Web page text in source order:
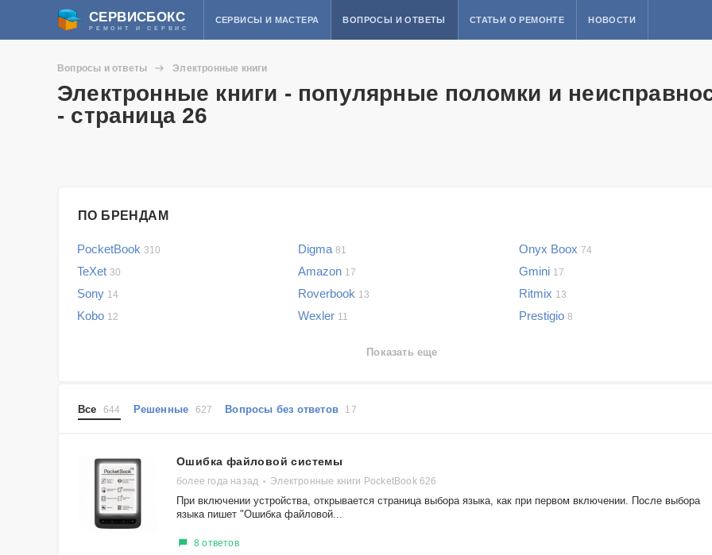
СЕРВИСБОКС
РЕМОНТ И СЕРВИС
СЕРВИСЫ И МАСТЕРА ВОПРОСЫ И ОТВЕТЫ СТАТЬИ О РЕМОНТЕ НОВОСТИ
Вопросы и ответы Электронные книги
Электронные книги - популярные поломки и
- страница 26
ПО БРЕНДАМ
PocketBook 310 Digma 81 Onyx Boox 74
TeXet 30 Amazon 17 Gmini 17
Sony 14 Roverbook 13 Ritmix 13
Kobo 12 Wexler 11 Prestigio 8
Показать еще
Все 644 Решенные 627 Вопросы без ответов 17
Ошибка файловой системы
более года назад Электронные книги PocketBook 626
При включении устройства, открывается страница выбора языка, как при первом включении. После выбора
языка пишет "Ошибка файловой...
8 ответов